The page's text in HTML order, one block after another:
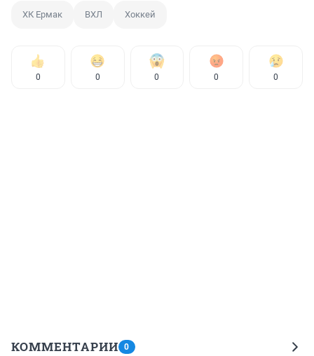
ХК Ермак ВХЛ Хоккей
0 0 0 0 0
КОММЕНТАРИИ 0